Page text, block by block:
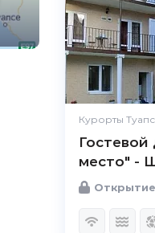
Курорты
место" -
Открытие